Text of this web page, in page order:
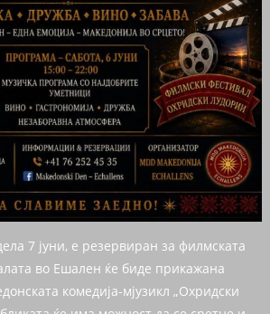
7 јуни, е резервиран за филмската
во Ешален ќе биде прикажана
комедија-мјузикл „Охридски